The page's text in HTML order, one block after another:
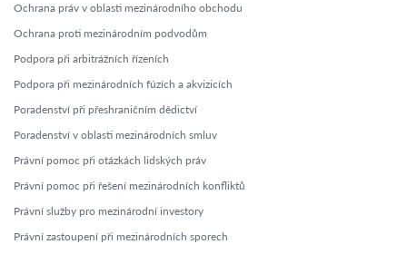
Ochrana práv v oblasti mezinárodního obchodu
Ochrana proti mezinárodním podvodům
Podpora při arbitrážních řízeních
Podpora při mezinárodních fúzích a akvizicích
Poradenství při přeshraničním dědictví
Poradenství v oblasti mezinárodních smluv
Právní pomoc při otázkách lidských práv
Právní pomoc při řešení mezinárodních konfliktů
Právní služby pro mezinárodní investory
Právní zastoupení při mezinárodních sporech